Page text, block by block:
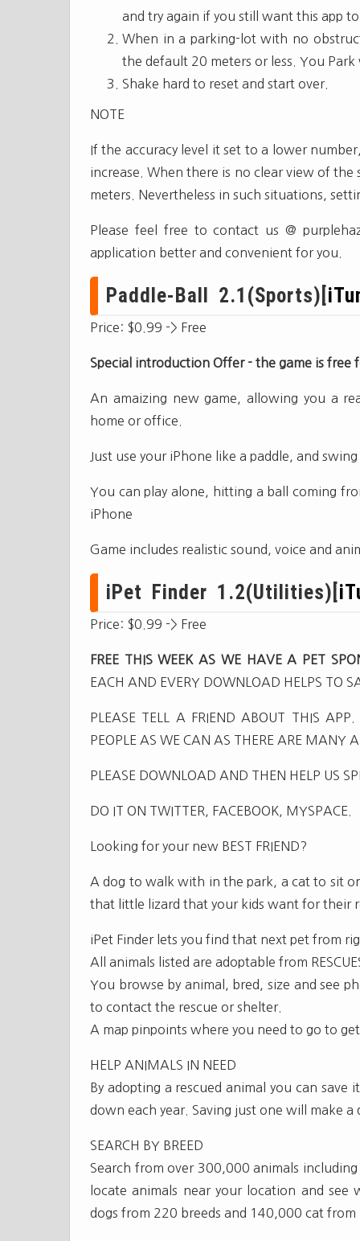
and try again if you still want this app
When in a parking-lot with no
the default 20 meters or less. You
Shake hard to reset and start over.
NOTE
If the accuracy level it set to a lower
increase. When there is no clear view of the
meters. Nevertheless in such situations,
Please feel free to contact us @
application better and convenient for you.
Paddle-Ball 2.1(Sports)[
Price: $0.99 -> Free
Special introduction Offer - the game is free
An amaizing new game, allowing you a
home or office.
Just use your iPhone like a paddle, and
You can play alone, hitting a ball coming
iPhone
Game includes realistic sound, voice and
iPet Finder 1.2(Utilities)[
Price: $0.99 -> Free
FREE THIS WEEK AS WE HAVE A PET
EACH AND EVERY DOWNLOAD HELPS TO
PLEASE TELL A FRIEND ABOUT THIS
PEOPLE AS WE CAN AS THERE ARE MANY
PLEASE DOWNLOAD AND THEN HELP US
DO IT ON TWITTER, FACEBOOK, MYSPACE.
Looking for your new BEST FRIEND?
A dog to walk with in the park, a cat to sit
that little lizard that your kids want for their
iPet Finder lets you find that next pet from
All animals listed are adoptable from
You browse by animal, bred, size and see
to contact the rescue or shelter.
A map pinpoints where you need to go to get
HELP ANIMALS IN NEED
By adopting a rescued animal you can
down each year. Saving just one will make a
SEARCH BY BREED
Search from over 300,000 animals
locate animals near your location and
dogs from 220 breeds and 140,000 cat from